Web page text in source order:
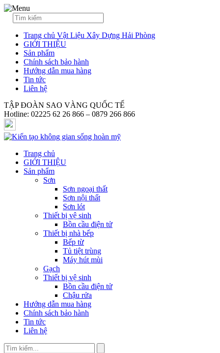
Trang chủ Vật Liệu Xây Dựng Hải Phòng
GIỚI THIỆU
Sản phẩm
Chính sách bảo hành
Hướng dẫn mua hàng
Tin tức
Liên hệ
TẬP ĐOÀN SAO VÀNG QUỐC TẾ
Hotline: 02225 62 26 866 – 0879 266 866
Trang chủ
GIỚI THIỆU
Sản phẩm
Sơn
Sơn ngoại thất
Sơn nội thất
Sơn lót
Thiết bị vệ sinh
Bồn cầu điện tử
Thiết bị nhà bếp
Bếp từ
Tủ tiệt trùng
Máy hút mùi
Gạch
Thiết bị vệ sinh
Bồn cầu điện tử
Chậu rửa
Hướng dẫn mua hàng
Chính sách bảo hành
Tin tức
Liên hệ